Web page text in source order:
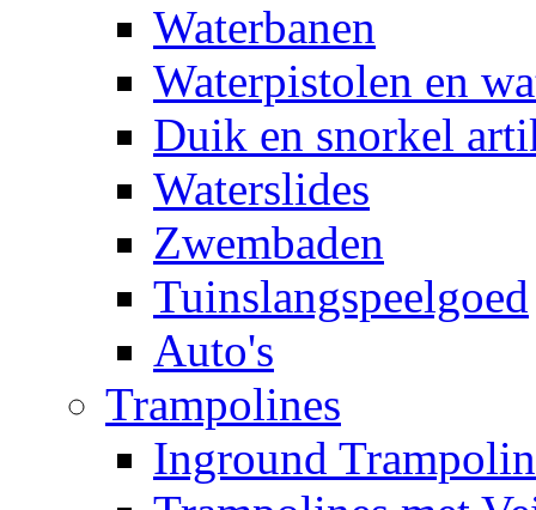
Waterbanen
Waterpistolen en
Duik en snorkel
Waterslides
Zwembaden
Tuinslangspeelgoed
Auto's
Trampolines
Inground